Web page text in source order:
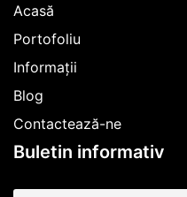
Acasă
Portofoliu
Informații
Blog
Contactează-ne
Buletin informativ